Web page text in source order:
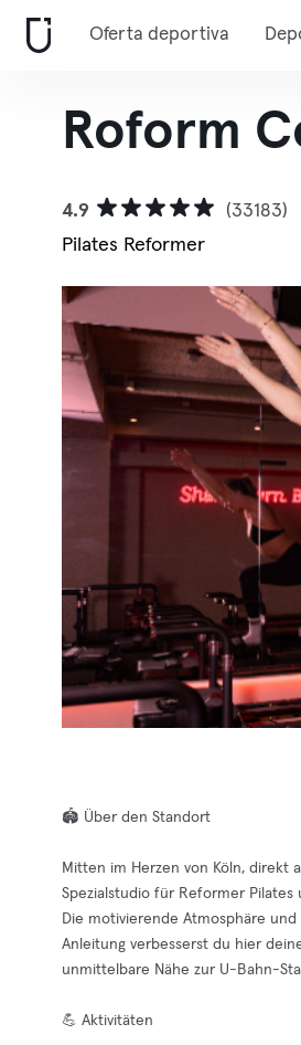
Oferta deportiva
Roform
4.9
(33183)
Pilates Reformer
🏟️ Über den Standort
Mitten im Herzen von Köln, direkt
Spezialstudio für Reformer
Die motivierende Atmosphäre
Anleitung verbesserst du hier
unmittelbare Nähe zur U-Bahn-
💪 Aktivitäten